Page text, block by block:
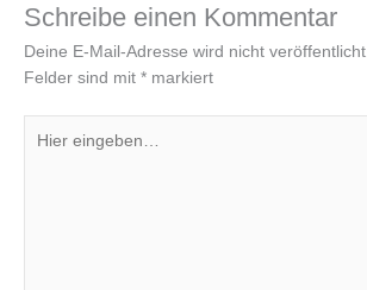
Schreibe einen Kommentar
Deine E-Mail-Adresse wird nicht veröffentlicht.
Felder sind mit * markiert
eingeben…